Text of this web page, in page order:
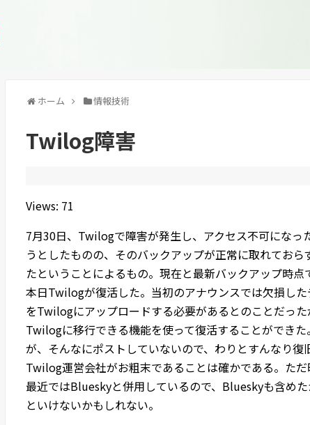
ホーム 情報技術
Twilog障害
Views: 71
7月30日、Twilogで障害が発生し、アクセス不可にな
うとしたものの、そのバックアップが正常に取れてお
たということによるもの。現在と最新バックアップ時
本日Twilogが復活した。当初のアナウンスでは欠損し
をTwilogにアップロードする必要があるとのことだっ
Twilogに移行できる機能を使って復活することができ
が、そんなにポストしていないので、わりとすんなり復
Twilog運営会社がお粗末であることは確かである。た
最近ではBlueskyと併用しているので、Blueskyも含め
といけないかもしれない。